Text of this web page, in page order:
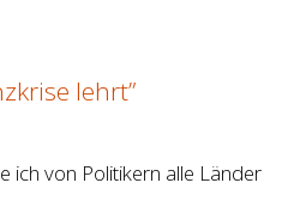
lehrt”
ich von Politikern alle Länder